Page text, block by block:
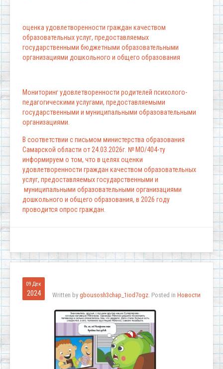
оценка удовлетворенности граждан качеством
образовательных услуг, предоставляемых
государственными бюджетными образовательными
организациями дошкольного и общего образования
Мониторинг удовлетворенности родителей психолого-
педагогическими услугами, предоставляемыми
государственными и муниципальными образовательными
организациями.
В соответствии с письмом министерства образования
Самарской области от 24.03.2026г. № МО/404-ту
информируем о том, что в целях оценки
удовлетворенности граждан качеством образовательных
услуг, предоставляемых государственными и
муниципальными образовательными организациями
дошкольного и общего образования, в 2026 году
проводится опрос граждан.
09 Дек
2024 Written by gbousosh3chap_1iod7ogz. Posted in Новости